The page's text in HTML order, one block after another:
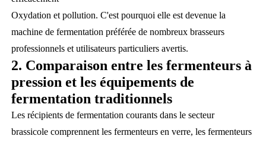
Oxydation et pollution. C'est pourquoi elle est devenue la
machine de fermentation préférée de nombreux brasseurs
professionnels et utilisateurs particuliers avertis.
2. Comparaison entre les fermenteurs à
pression et les équipements de
fermentation traditionnels
Les récipients de fermentation courants dans le secteur
brassicole comprennent les fermenteurs en verre, les fermenteurs